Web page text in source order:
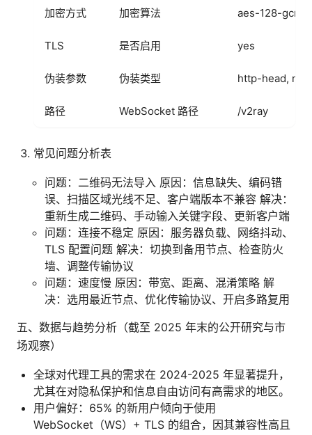
加密方式 加密算法 aes-128-gcm
TLS 是否启用 yes
伪装参数 伪装类型 http-head,
路径 WebSocket 路径 /v2ray
常见问题分析表
问题：二维码无法导入 原因：信息缺失、编码错
误、扫描区域光线不足、客户端版本不兼容 解决：
重新生成二维码、手动输入关键字段、更新客户端
问题：连接不稳定 原因：服务器负载、网络抖动、
TLS 配置问题 解决：切换到备用节点、检查防火
墙、调整传输协议
问题：速度慢 原因：带宽、距离、混淆策略 解
决：选用最近节点、优化传输协议、开启多路复用
五、数据与趋势分析（截至 2025 年末的公开研究与市
场观察）
全球对代理工具的需求在 2024-2025 年显著提升，
尤其在对隐私保护和信息自由访问有高需求的地区。
用户偏好：65% 的新用户倾向于使用
WebSocket（WS）+ TLS 的组合，因其兼容性高且